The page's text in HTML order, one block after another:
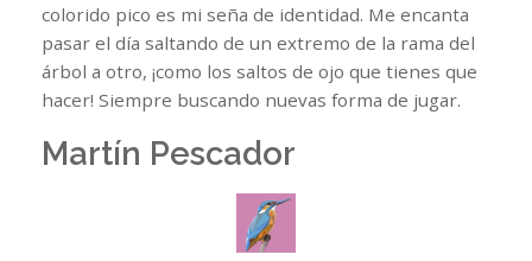
colorido pico es mi seña de identidad. Me encanta
pasar el día saltando de un extremo de la rama del
árbol a otro, ¡como los saltos de ojo que tienes que
hacer! Siempre buscando nuevas forma de jugar.
Martín Pescador